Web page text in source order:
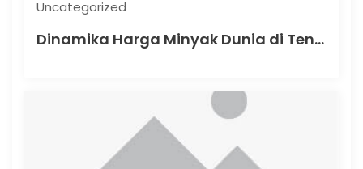
Uncategorized
Dinamika Harga Minyak Dunia di Tengah Krisis Energi